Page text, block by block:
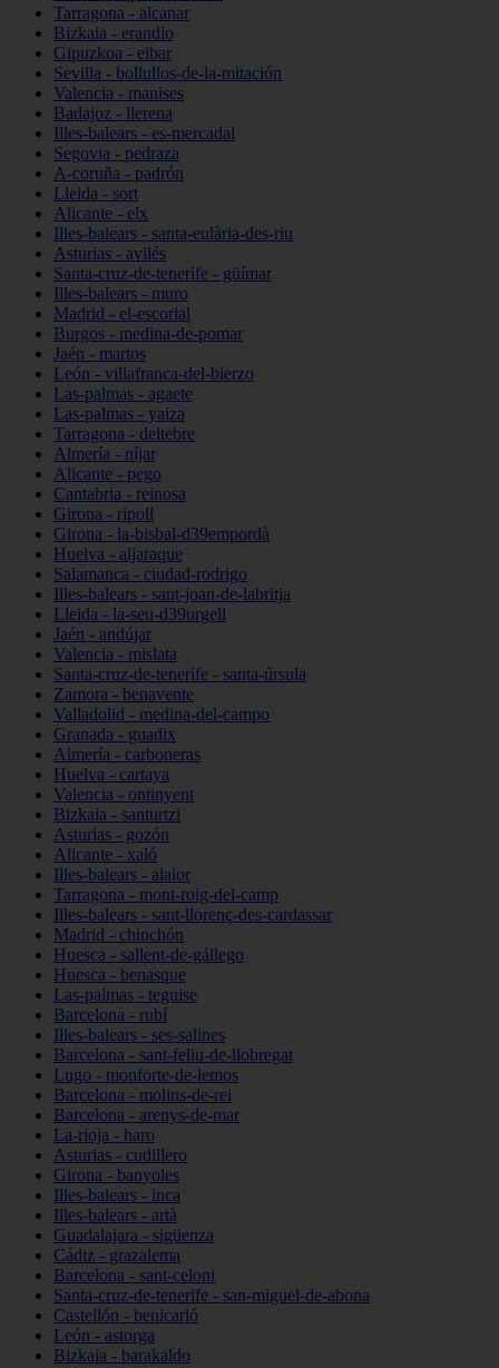
Tarragona - alcanar
Bizkaia - erandio
Gipuzkoa - eibar
Sevilla - bollullos-de-la-mitación
Valencia - manises
Badajoz - llerena
Illes-balears - es-mercadal
Segovia - pedraza
A-coruña - padrón
Lleida - sort
Alicante - elx
Illes-balears - santa-eulària-des-riu
Asturias - avilés
Santa-cruz-de-tenerife - güímar
Illes-balears - muro
Madrid - el-escorial
Burgos - medina-de-pomar
Jaén - martos
León - villafranca-del-bierzo
Las-palmas - agaete
Las-palmas - yaiza
Tarragona - deltebre
Almería - níjar
Alicante - pego
Cantabria - reinosa
Girona - ripoll
Girona - la-bisbal-d39empordà
Huelva - aljaraque
Salamanca - ciudad-rodrigo
Illes-balears - sant-joan-de-labritja
Lleida - la-seu-d39urgell
Jaén - andújar
Valencia - mislata
Santa-cruz-de-tenerife - santa-úrsula
Zamora - benavente
Valladolid - medina-del-campo
Granada - guadix
Almería - carboneras
Huelva - cartaya
Valencia - ontinyent
Bizkaia - santurtzi
Asturias - gozón
Alicante - xaló
Illes-balears - alaior
Tarragona - mont-roig-del-camp
Illes-balears - sant-llorenç-des-cardassar
Madrid - chinchón
Huesca - sallent-de-gállego
Huesca - benasque
Las-palmas - teguise
Barcelona - rubí
Illes-balears - ses-salines
Barcelona - sant-feliu-de-llobregat
Lugo - monforte-de-lemos
Barcelona - molins-de-rei
Barcelona - arenys-de-mar
La-rioja - haro
Asturias - cudillero
Girona - banyoles
Illes-balears - inca
Illes-balears - artà
Guadalajara - sigüenza
Cádiz - grazalema
Barcelona - sant-celoni
Santa-cruz-de-tenerife - san-miguel-de-abona
Castellón - benicarló
León - astorga
Bizkaia - barakaldo